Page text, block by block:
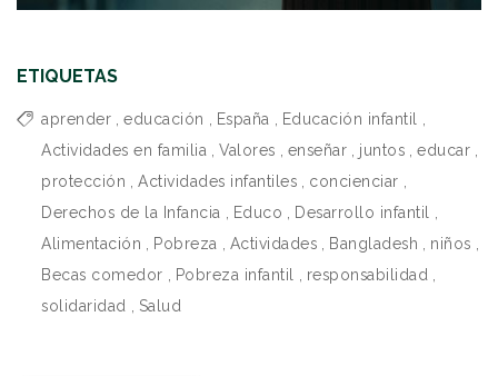
ETIQUETAS
aprender , educación , España , Educación infantil ,
Actividades en familia , Valores , enseñar , juntos , educar ,
protección , Actividades infantiles , concienciar ,
Derechos de la Infancia , Educo , Desarrollo infantil ,
Alimentación , Pobreza , Actividades , Bangladesh , niños ,
Becas comedor , Pobreza infantil , responsabilidad ,
solidaridad , Salud